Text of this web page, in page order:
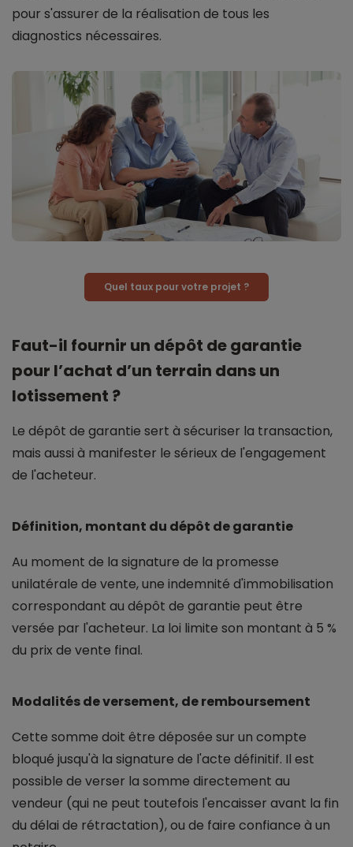
pour s'assurer de la réalisation de tous les
diagnostics nécessaires.
Quel taux pour votre projet ?
Faut-il fournir un dépôt de garantie
pour l’achat d’un terrain dans un
lotissement ?
Le dépôt de garantie sert à sécuriser la transaction,
mais aussi à manifester le sérieux de l'engagement
de l'acheteur.
Définition, montant du dépôt de garantie
Au moment de la signature de la promesse
unilatérale de vente, une indemnité d'immobilisation
correspondant au dépôt de garantie peut être
versée par l'acheteur. La loi limite son montant à 5 %
du prix de vente final.
Modalités de versement, de remboursement
Cette somme doit être déposée sur un compte
bloqué jusqu'à la signature de l'acte définitif. Il est
possible de verser la somme directement au
vendeur (qui ne peut toutefois l'encaisser avant la fin
du délai de rétractation), ou de faire confiance à un